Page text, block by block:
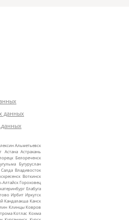
данных
Альметьевск
Астана Астрахань
Белореченск
Бугуруслан
Салда Владивосток
Воткинск
Гороховец
Елабуга
Ирбит Иркутск
Кандалакша Канск
Клинцы Ковров
Котлас Кохма